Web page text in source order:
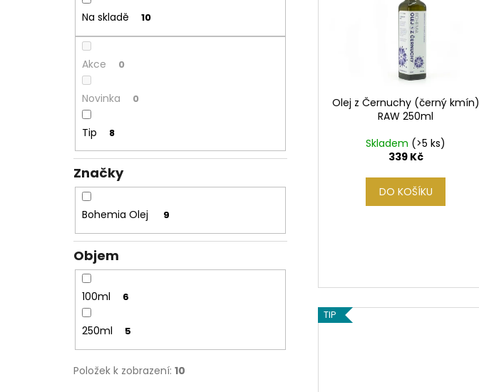
Na skladě 10
Akce 0
Novinka 0
Tip 8
Značky
Bohemia Olej 9
Objem
100ml 6
250ml 5
Položek k zobrazení: 10
Olej z Černuchy (černý kmín)
RAW 250ml
Skladem (>5 ks)
339 Kč
DO KOŠÍKU
TIP